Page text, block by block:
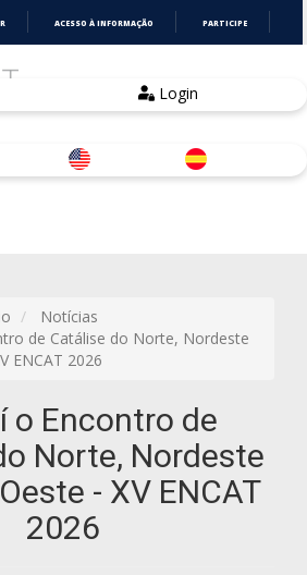
ACESSO À INFORMAÇÃO PARTICIPE
Login
Notícias
de Catálise do Norte, Nordeste
ENCAT 2026
o Encontro de
Norte, Nordeste
- XV ENCAT
2026